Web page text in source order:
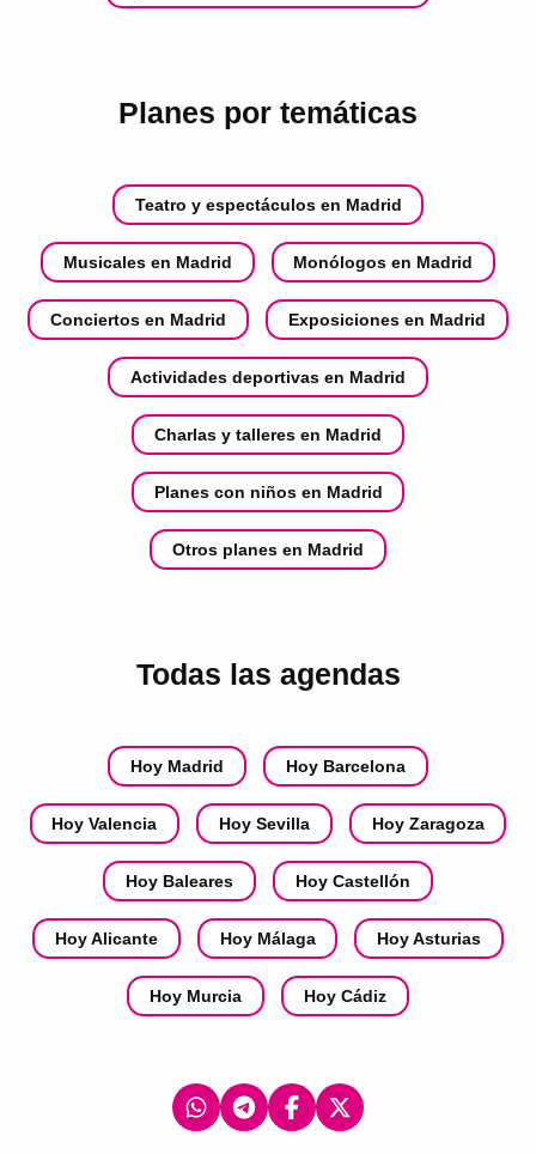
Planes por temáticas
Teatro y espectáculos en Madrid
Musicales en Madrid Monólogos en Madrid
Conciertos en Madrid Exposiciones en Madrid
Actividades deportivas en Madrid
Charlas y talleres en Madrid
Planes con niños en Madrid
Otros planes en Madrid
Todas las agendas
Hoy Madrid Hoy Barcelona
Hoy Valencia Hoy Sevilla Hoy Zaragoza
Hoy Baleares Hoy Castellón
Hoy Alicante Hoy Málaga Hoy Asturias
Hoy Murcia Hoy Cádiz